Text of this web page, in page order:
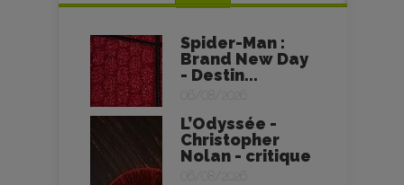
Spider-Man :
Brand New Day
- Destin...
06/08/2026
L’Odyssée -
Christopher
Nolan - critique
06/08/2026